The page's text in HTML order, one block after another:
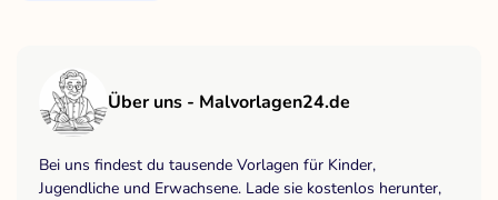
Über uns - Malvorlagen24.de
Bei uns findest du tausende Vorlagen für Kinder,
Jugendliche und Erwachsene. Lade sie kostenlos herunter,